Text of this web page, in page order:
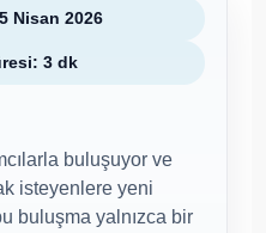
Nisan 2026
3 dk
buluşuyor ve
isteyenlere yeni
buluşma yalnızca bir